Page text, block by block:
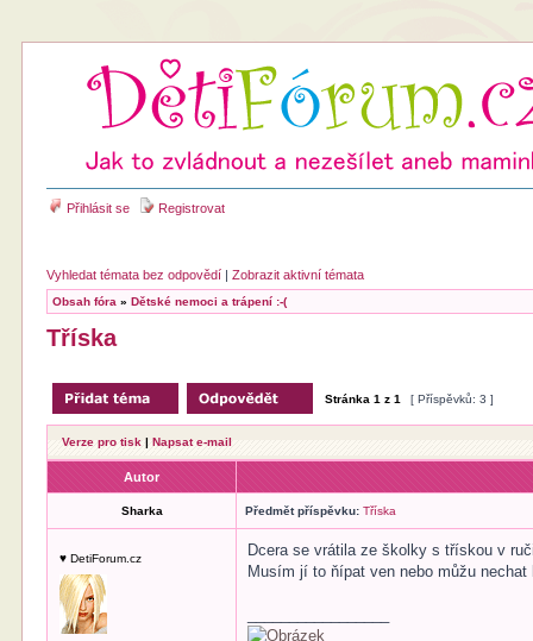
Přihlásit se Registrovat
Vyhledat témata bez odpovědí |Zobrazit aktivní témata
Obsah fóra »Dětské nemoci a trápení :-(
Tříska
Stránka1 z1 [ Příspěvků: 3 ]
Verze pro tisk |Napsat e-mail
Autor
Sharka Předmět příspěvku: Tříska
♥ DetiForum.cz
Dcera se vrátila ze školky s třískou v
Musím jí to ňípat ven nebo můžu nechat